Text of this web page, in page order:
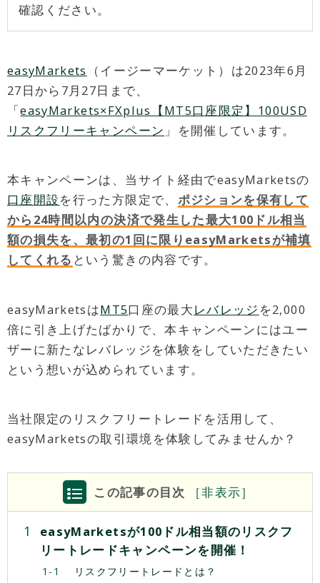
確認ください。
easyMarkets
（イージーマーケット）は2023年6月
27日から7月27日まで、
「easyMarkets×FXplus【MT5口座限定】100USD
リスクフリーキャンペーン 」を開催しています。
本キャンペーンは、当サイト経由でeasyMarketsの
口座開設を行った方限定で、 ポジションを保有して
から24時間以内の決済で発生した最大100ドル相当
額の損失を、最初の1回に限りeasyMarketsが補填
してくれる という驚きの内容です。
easyMarketsはMT5口座の最大レバレッジ を2,000
倍に引き上げたばかりで、本キャンペーンにはユー
ザーに新たなレバレッジを体験をしていただきたい
という想いが込められています。
当社限定のリスクフリートレードを活用して、
easyMarketsの取引環境を体験してみませんか？
この記事の目次 ［非表示］
easyMarketsが100ドル相当額のリスクフ
リートレードキャンペーンを開催！
リスクフリートレードとは？